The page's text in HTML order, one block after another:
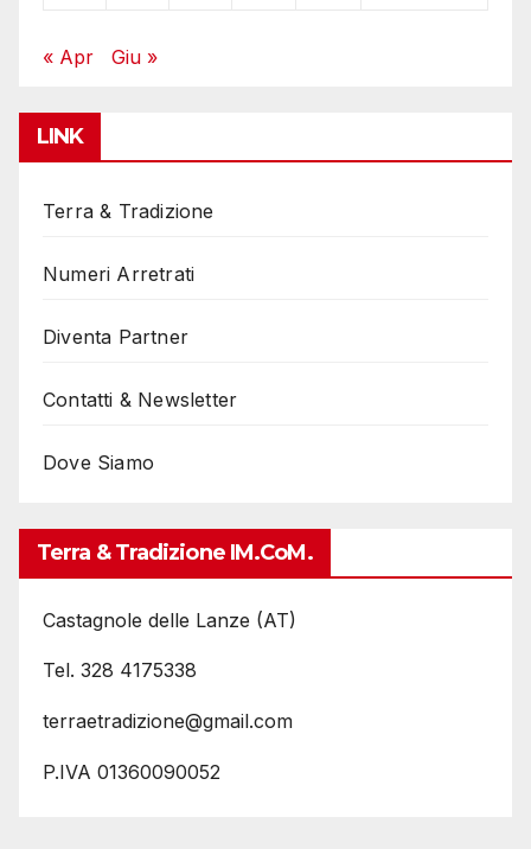
« Apr Giu »
LINK
Terra & Tradizione
Numeri Arretrati
Diventa Partner
Contatti & Newsletter
Dove Siamo
Terra & Tradizione IM.coM.
Castagnole delle Lanze (AT)
Tel. 328 4175338
terraetradizione@gmail.com
P.IVA 01360090052